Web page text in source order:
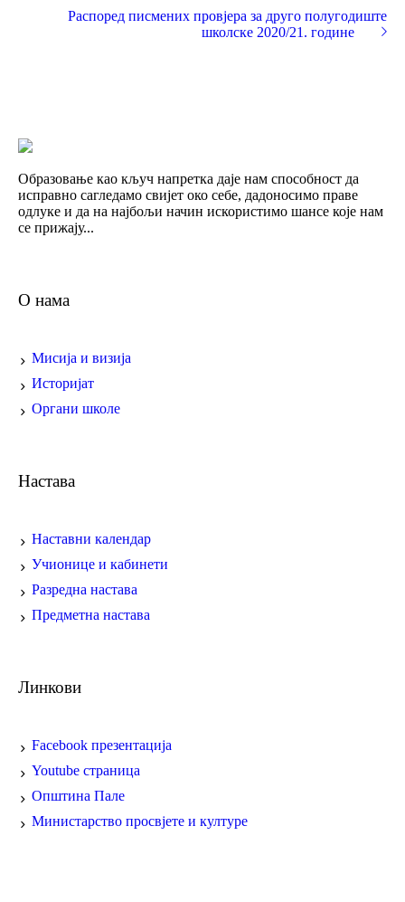
Распоред писмених провјера за друго полугодиште
школске 2020/21. године
Образовање као кључ напретка даје нам способност да
исправно сагледамо свијет око себе, дадоносимо праве
одлуке и да на најбољи начин искористимо шансе које нам
се прижају...
О нама
Мисија и визија
Историјат
Органи школе
Настава
Наставни календар
Учионице и кабинети
Разредна настава
Предметна настава
Линкови
Facebook презентација
Youtube страница
Општина Пале
Министарство просвјете и културе